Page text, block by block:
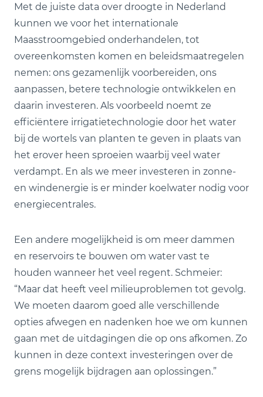
Met de juiste data over droogte in Nederland
kunnen we voor het internationale
Maasstroomgebied onderhandelen, tot
overeenkomsten komen en beleidsmaatregelen
nemen: ons gezamenlijk voorbereiden, ons
aanpassen, betere technologie ontwikkelen en
daarin investeren. Als voorbeeld noemt ze
efficiëntere irrigatietechnologie door het water
bij de wortels van planten te geven in plaats van
het erover heen sproeien waarbij veel water
verdampt. En als we meer investeren in zonne-
en windenergie is er minder koelwater nodig voor
energiecentrales.
Een andere mogelijkheid is om meer dammen
en reservoirs te bouwen om water vast te
houden wanneer het veel regent. Schmeier:
“Maar dat heeft veel milieuproblemen tot gevolg.
We moeten daarom goed alle verschillende
opties afwegen en nadenken hoe we om kunnen
gaan met de uitdagingen die op ons afkomen. Zo
kunnen in deze context investeringen over de
grens mogelijk bijdragen aan oplossingen.”